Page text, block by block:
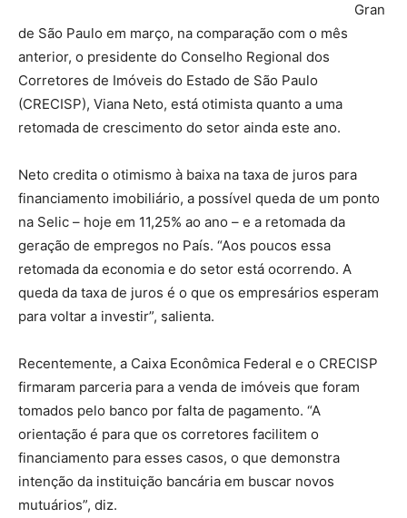
Gran
de São Paulo em março, na comparação com o mês
anterior, o presidente do Conselho Regional dos
Corretores de Imóveis do Estado de São Paulo
(CRECISP), Viana Neto, está otimista quanto a uma
retomada de crescimento do setor ainda este ano.
Neto credita o otimismo à baixa na taxa de juros para
financiamento imobiliário, a possível queda de um ponto
na Selic – hoje em 11,25% ao ano – e a retomada da
geração de empregos no País. “Aos poucos essa
retomada da economia e do setor está ocorrendo. A
queda da taxa de juros é o que os empresários esperam
para voltar a investir”, salienta.
Recentemente, a Caixa Econômica Federal e o CRECISP
firmaram parceria para a venda de imóveis que foram
tomados pelo banco por falta de pagamento. “A
orientação é para que os corretores facilitem o
financiamento para esses casos, o que demonstra
intenção da instituição bancária em buscar novos
mutuários”, diz.